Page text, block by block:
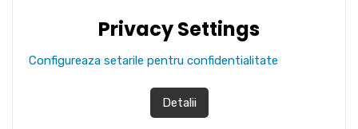
Privacy Settings
Configureaza setarile pentru confidentialitate
Detalii